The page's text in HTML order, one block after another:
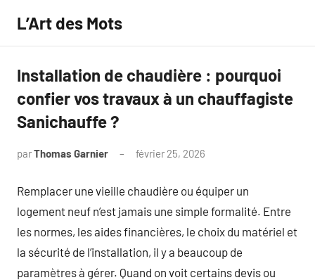
contenu
L’Art des Mots
Installation de chaudière : pourquoi
confier vos travaux à un chauffagiste
Sanichauffe ?
parThomas Garnier février 25, 2026
Remplacer une vieille chaudière ou équiper un
logement neuf n’est jamais une simple formalité. Entre
les normes, les aides financières, le choix du matériel et
la sécurité de l’installation, il y a beaucoup de
paramètres à gérer. Quand on voit certains devis ou